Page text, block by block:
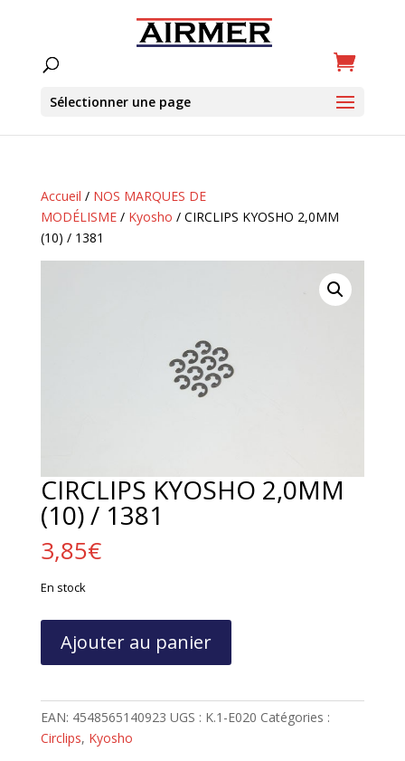
Sélectionner une page
Accueil / NOS MARQUES DE
MODÉLISME/ Kyosho / CIRCLIPS KYOSHO 2,0MM
(10) / 1381
CIRCLIPS KYOSHO 2,0MM
(10) / 1381
3,85€
En stock
CIRCLIPS
2,0MM
(10)
Ajouter au panier
EAN: 4548565140923 UGS : K.1-E020 Catégories :
Circlips, Kyosho